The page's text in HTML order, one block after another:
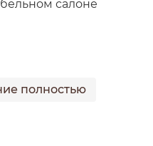
салоне
полностью